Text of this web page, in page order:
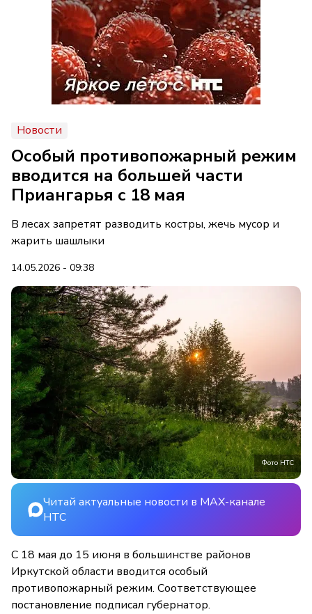
Новости
Особый противопожарный режим
вводится на большей части
Приангарья с 18 мая
В лесах запретят разводить костры, жечь мусор и
жарить шашлыки
14.05.2026 - 09:38
Фото НТС
Читай актуальные новости в MAX-канале
НТС
С 18 мая до 15 июня в большинстве районов
Иркутской области вводится особый
противопожарный режим. Соответствующее
постановление подписал губернатор.